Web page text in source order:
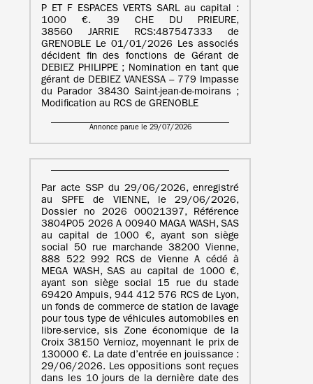
P ET F ESPACES VERTS SARL au capital :
1000 €. 39 CHE DU PRIEURE,
38560 JARRIE RCS:487547333 de
GRENOBLE Le 01/01/2026 Les associés
décident fin des fonctions de Gérant de
DEBIEZ PHILIPPE ; Nomination en tant que
gérant de DEBIEZ VANESSA – 779 Impasse
du Parador 38430 Saint-jean-de-moirans ;
Modification au RCS de GRENOBLE
Annonce parue le 29/07/2026
Par acte SSP du 29/06/2026, enregistré
au SPFE de VIENNE, le 29/06/2026,
Dossier no 2026 00021397, Référence
3804P05 2026 A 00940 MAGA WASH, SAS
au capital de 1000 €, ayant son siège
social 50 rue marchande 38200 Vienne,
888 522 992 RCS de Vienne A cédé à
MEGA WASH, SAS au capital de 1000 €,
ayant son siège social 15 rue du stade
69420 Ampuis, 944 412 576 RCS de Lyon,
un fonds de commerce de station de lavage
pour tous type de véhicules automobiles en
libre-service, sis Zone économique de la
Croix 38150 Vernioz, moyennant le prix de
130000 €. La date d’entrée en jouissance :
29/06/2026. Les oppositions sont reçues
dans les 10 jours de la dernière date des